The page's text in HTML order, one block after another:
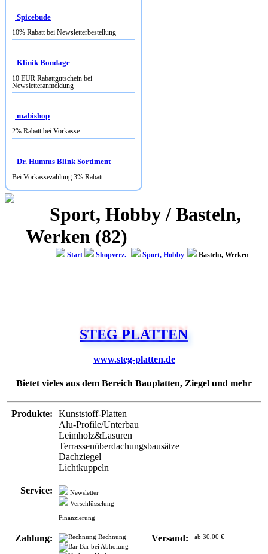
Spicebude
10% Rabatt bei Newsletterbestellung
Klinik Bondage
10 EUR Rabattgutschein bei
Newsletteranmeldung
mabishop
2% Rabatt bei Vorkasse
Dr. Humms Blink Sortiment
Bei Vorkassezahlung 3% Rabatt
Sport, Hobby / Basteln,
Werken (82)
Start Shopverz. Sport, Hobby Basteln, Werken
STEG PLATTEN
www.steg-platten.de
Bietet vieles aus dem Bereich Bauplatten, Ziegel und mehr
Produkte:
Kunststoff-Platten
Alu-Profile/Unterbau
Leimholz&Lasuren
Terrassenüberdachungsbausätze
Dachziegel
Lichtkuppeln
Service:
Newsletter
Verschlüsselung
Finanzierung
Zahlung:
Rechnung
Bar bei Abholung
Versand: ab 30,00 €